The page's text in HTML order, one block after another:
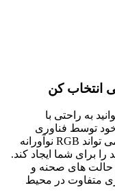
به راحتی با
خود توسط فناوری
نوآورانه RGB بیش از 16 میلیون رنگ را انتخاب کنید که می تواند
برای شما ایجاد کند.
حالت های صحنه و
متفاوت در محیط